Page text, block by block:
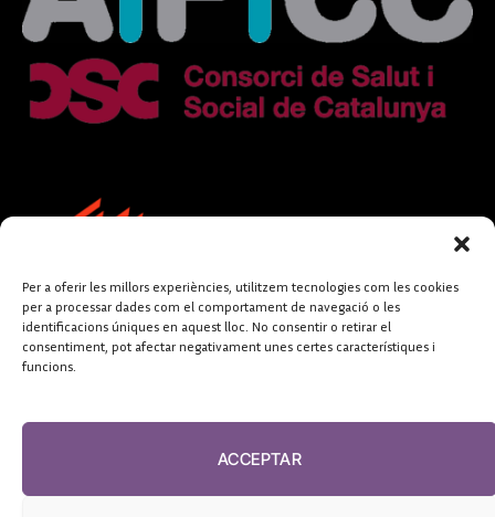
Per a oferir les millors experiències, utilitzem tecnologies com les cookies
per a processar dades com el comportament de navegació o les
identificacions úniques en aquest lloc. No consentir o retirar el
consentiment, pot afectar negativament unes certes característiques i
funcions.
ACCEPTAR
FUNDACIÓ